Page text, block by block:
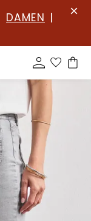
DAMEN |